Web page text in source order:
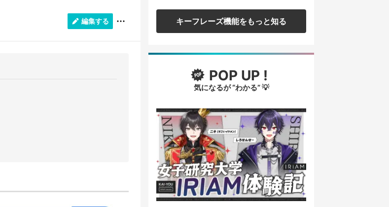
編集する キーフレーズ機能をもっと知る
POP UP !
気になるが “わかる” 💡